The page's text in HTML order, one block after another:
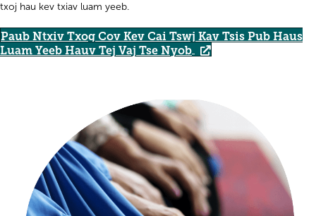
txoj hau kev txiav luam yeeb.
Paub Ntxiv Txog Cov Kev Cai Tswj Kav Tsis Pub Haus
Luam Yeeb Hauv Tej Vaj Tse Nyob